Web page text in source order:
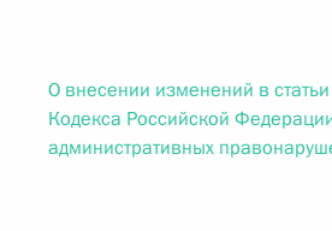
О внесении изменений в
Кодекса Российской
административных